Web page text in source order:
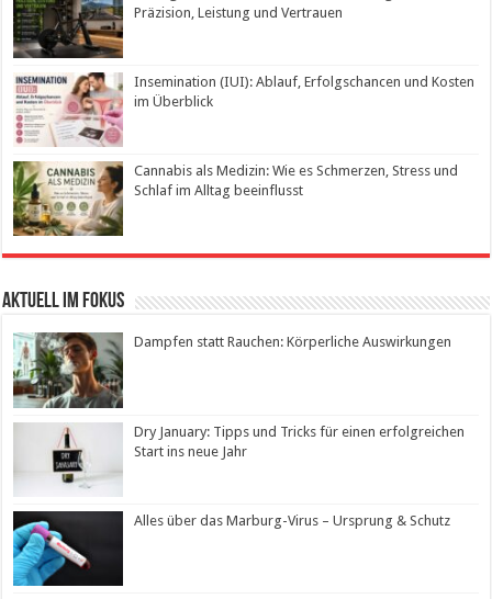
Präzision, Leistung und Vertrauen
Insemination (IUI): Ablauf, Erfolgschancen und Kosten
im Überblick
Cannabis als Medizin: Wie es Schmerzen, Stress und
Schlaf im Alltag beeinflusst
Aktuell im Fokus
Dampfen statt Rauchen: Körperliche Auswirkungen
Dry January: Tipps und Tricks für einen erfolgreichen
Start ins neue Jahr
Alles über das Marburg-Virus – Ursprung & Schutz